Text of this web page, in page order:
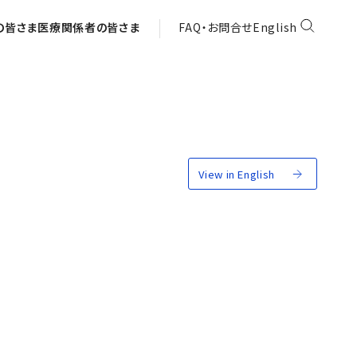
皆さま医療関係者の皆さま FAQ・お問合せEnglish
View in English